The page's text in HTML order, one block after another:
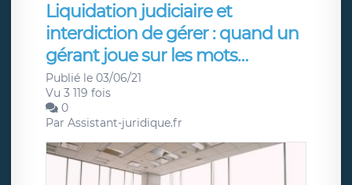
Liquidation judiciaire et
interdiction de gérer : quand un
gérant joue sur les mots…
Publié le 03/06/21
Vu 3 119 fois
0
Par Assistant-juridique.fr